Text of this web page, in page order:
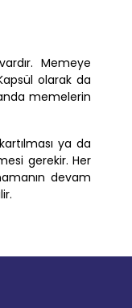
Memeye
olarak da
memelerin
ya da
gerekir. Her
devam